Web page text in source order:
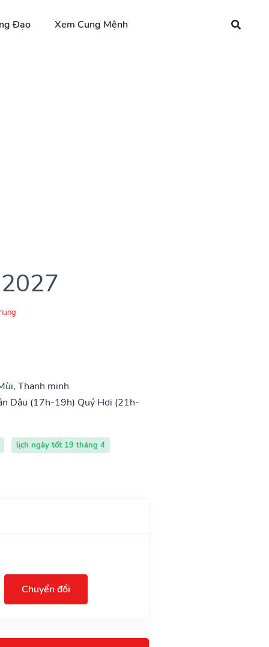
Đạo Xem Cung Mệnh
Thanh minh
Dậu (17h-19h) Quý Hợi (21h-
lịch ngày tốt 19 tháng 4
Chuyển đổi